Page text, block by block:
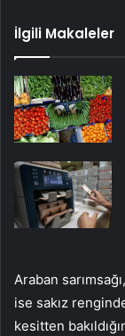
İlgili Makaleler
Araban
ise sakız
kesitten